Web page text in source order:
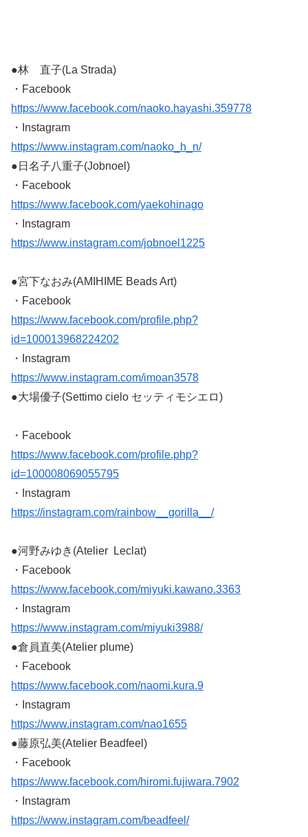
●林 直子(La Strada)
・Facebook
https://www.facebook.com/naoko.hayashi.359778
・Instagram
https://www.instagram.com/naoko_h_n/
●日名子八重子(Jobnoel)
・Facebook
https://www.facebook.com/yaekohinago
・Instagram
https://www.instagram.com/jobnoel1225
●宮下なおみ(AMIHIME Beads Art)
・Facebook
https://www.facebook.com/profile.php?
id=100013968224202
・Instagram
https://www.instagram.com/imoan3578
●大場優子(Settimo cielo セッティモシエロ)
・Facebook
https://www.facebook.com/profile.php?
id=100008069055795
・Instagram
https://instagram.com/rainbow__gorilla__/
●河野みゆき(Atelier Leclat)
・Facebook
https://www.facebook.com/miyuki.kawano.3363
・Instagram
https://www.instagram.com/miyuki3988/
●倉員直美(Atelier plume)
・Facebook
https://www.facebook.com/naomi.kura.9
・Instagram
https://www.instagram.com/nao1655
●藤原弘美(Atelier Beadfeel)
・Facebook
https://www.facebook.com/hiromi.fujiwara.7902
・Instagram
https://www.instagram.com/beadfeel/